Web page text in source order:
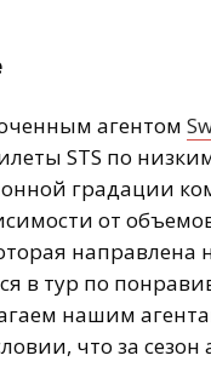
агентом
STS по
градации
от
в тур по
нашим
что за